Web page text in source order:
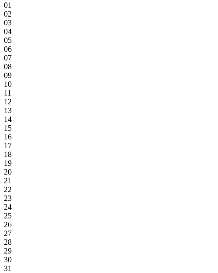
01
02
03
04
05
06
07
08
09
10
11
12
13
14
15
16
17
18
19
20
21
22
23
24
25
26
27
28
29
30
31